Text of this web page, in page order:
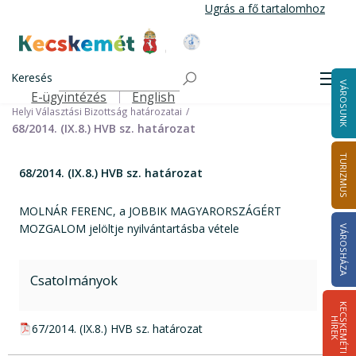
tartalomra
Ugrás a fő tartalomhoz
Kecskemét Város Honlapja
Keresés
Felső navigáció
E-ügyintézés English VÁROSUNK
TURIZMUS
VÁROSHÁZA
K
E
C
S
K
E
M
É
T
I
HÍ
R
E
K
Választási információk
Helyi önkormányzati képviselők és polgármester választás 2014
Helyi Választási Bizottság ülései, határozatai
Helyi Választási Bizottság határozatai
68/2014. (IX.8.) HVB sz. határozat
68/2014. (IX.8.) HVB sz. határozat
MOLNÁR FERENC, a JOBBIK MAGYARORSZÁGÉRT
MOZGALOM jelöltje nyilvántartásba vétele
Csatolmányok
pdf csatolmány:
67/2014. (IX.8.) HVB sz. határozat